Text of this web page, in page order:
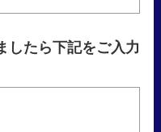
したら下記をご入力